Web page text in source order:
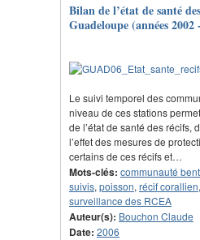
Bilan de l’état de santé
Guadeloupe (années 2002
Le suivi temporel des
niveau de ces stations
de l’état de santé des récifs,
l’effet des mesures de
certains de ces récifs et…
Mots-clés: communauté
suivis, poisson, récif corallien,
surveillance des RCEA
Auteur(s): Bouchon Claude
Date: 2006